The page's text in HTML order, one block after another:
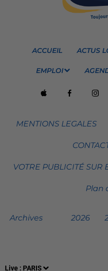
Live : PARIS
ACCUEIL ACTUS
EMPLOI
MENTIONS LEGALES
VOTRE PUBLICITÉ SUR
Plan
Archives 2026